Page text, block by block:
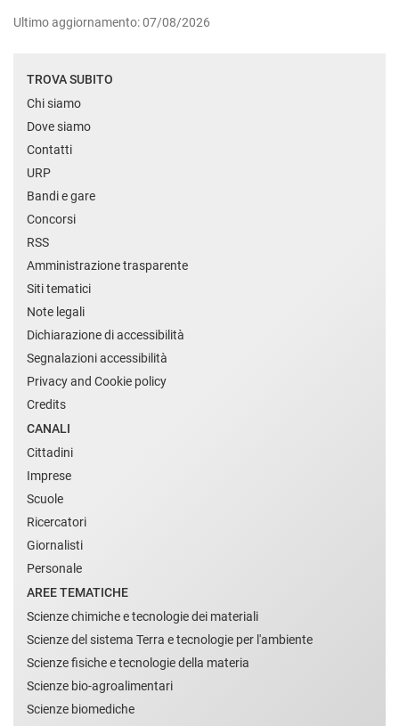
Ultimo aggiornamento: 07/08/2026
TROVA SUBITO
Chi siamo
Dove siamo
Contatti
URP
Bandi e gare
Concorsi
RSS
Amministrazione trasparente
Siti tematici
Note legali
Dichiarazione di accessibilità
Segnalazioni accessibilità
Privacy and Cookie policy
Credits
CANALI
Cittadini
Imprese
Scuole
Ricercatori
Giornalisti
Personale
AREE TEMATICHE
Scienze chimiche e tecnologie dei materiali
Scienze del sistema Terra e tecnologie per l'ambiente
Scienze fisiche e tecnologie della materia
Scienze bio-agroalimentari
Scienze biomediche